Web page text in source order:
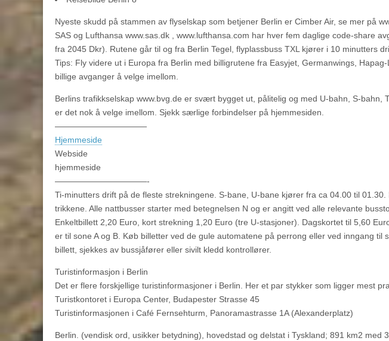
Nyeste skudd på stammen av flyselskap som betjener Berlin er Cimber Air, se mer på
SAS og Lufthansa www.sas.dk , www.lufthansa.com har hver fem daglige code-share
fra 2045 Dkr). Rutene går til og fra Berlin Tegel, flyplassbuss TXL kjører i 10 minutters
Tips: Fly videre ut i Europa fra Berlin med billigrutene fra Easyjet, Germanwings,
billige avganger å velge imellom.
Berlins trafikkselskap www.bvg.de er svært bygget ut, pålitelig og med U-bahn, S-bahn,
er det nok å velge imellom. Sjekk særlige forbindelser på hjemmesiden.
———————————
Hjemmeside
Webside
hjemmeside
———————————-
Ti-minutters drift på de fleste strekningene. S-bane, U-bane kjører fra ca 04.00 til
trikkene. Alle nattbusser starter med betegnelsen N og er angitt ved alle relevante
Enkeltbillett 2,20 Euro, kort strekning 1,20 Euro (tre U-stasjoner). Dagskortet til 5,60
er til sone A og B. Køb billetter ved de gule automatene på perrong eller ved inngang til
billett, sjekkes av bussjåfører eller sivilt kledd kontrollører.
Turistinformasjon i Berlin
Det er flere forskjellige turistinformasjoner i Berlin. Her et par stykker som ligger mest
Turistkontoret i Europa Center, Budapester Strasse 45
Turistinformasjonen i Café Fernsehturm, Panoramastrasse 1A (Alexanderplatz)
Berlin. (vendisk ord, usikker betydning), hovedstad og delstat i Tyskland; 891 km2 med